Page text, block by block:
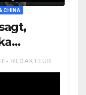
CHINA
mit
REDAKTEUR